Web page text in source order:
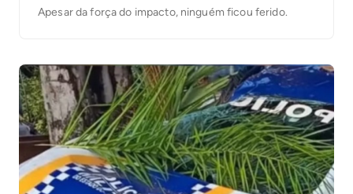
Apesar da força do impacto, ninguém ficou ferido.